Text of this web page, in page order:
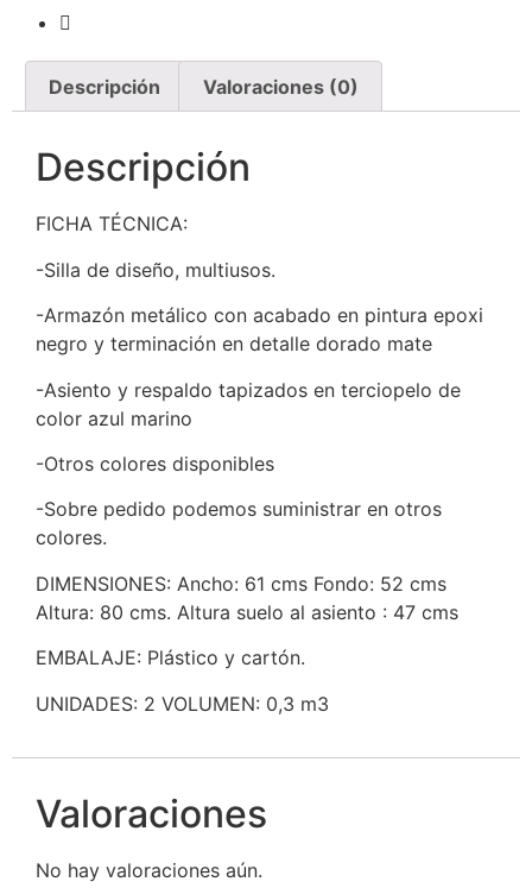
Descripción Valoraciones (0)
Descripción
FICHA TÉCNICA:
-Silla de diseño, multiusos.
-Armazón metálico con acabado en pintura epoxi
negro y terminación en detalle dorado mate
-Asiento y respaldo tapizados en terciopelo de
color azul marino
-Otros colores disponibles
-Sobre pedido podemos suministrar en otros
colores.
DIMENSIONES: Ancho: 61 cms Fondo: 52 cms
Altura: 80 cms. Altura suelo al asiento : 47 cms
EMBALAJE: Plástico y cartón.
UNIDADES: 2 VOLUMEN: 0,3 m3
Valoraciones
No hay valoraciones aún.